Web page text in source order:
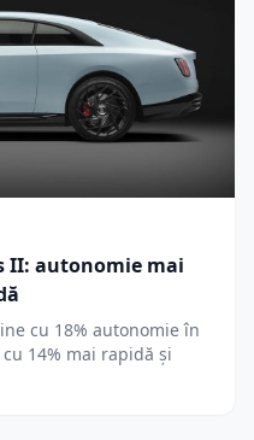
II: autonomie mai
cu 18% autonomie în
14% mai rapidă și